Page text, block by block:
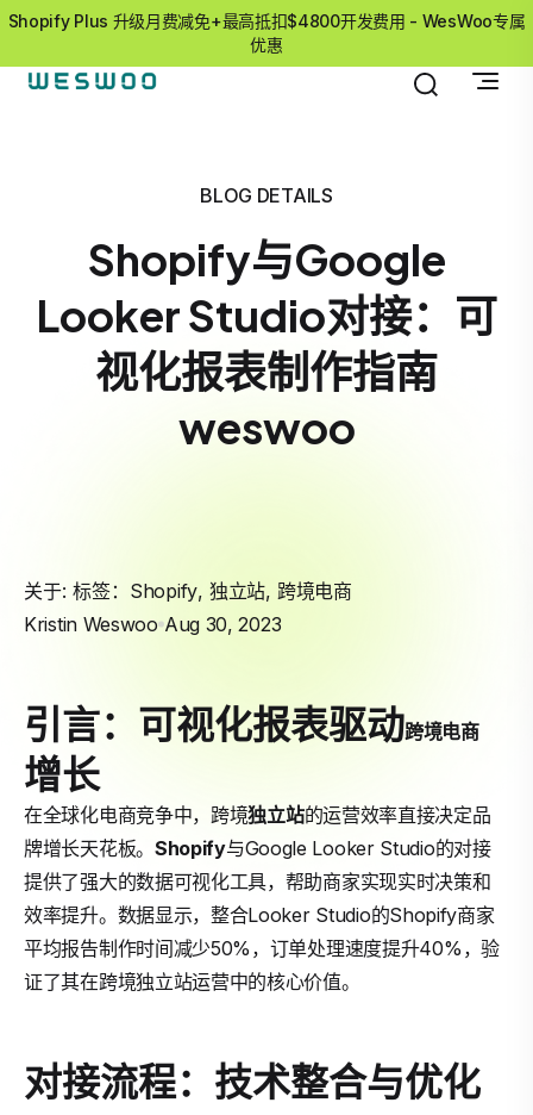
Shopify Plus 升级月费减免+最高抵扣$4800开发费用 - WesWoo专属
优惠
BLOG DETAILS
Shopify与Google
Looker Studio对接：可
视化报表制作指南
weswoo
关于: 标签： Shopify, 独立站, 跨境电商
Kristin Weswoo Aug 30, 2023
引言：可视化报表驱动跨境电商
增长
在全球化电商竞争中，跨境独立站的运营效率直接决定品
牌增长天花板。 Shopify与Google Looker Studio的对接
提供了强大的数据可视化工具，帮助商家实现实时决策和
效率提升。数据显示，整合Looker Studio的Shopify商家
平均报告制作时间减少50%，订单处理速度提升40%，验
证了其在跨境独立站运营中的核心价值。
对接流程：技术整合与优化